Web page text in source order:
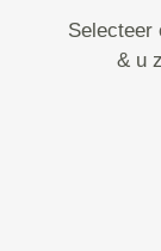
Selecteer
& u